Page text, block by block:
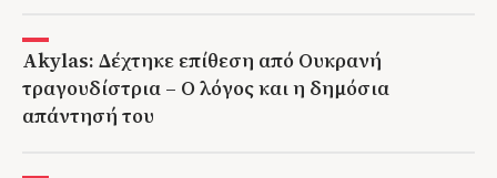
Akylas: Δέχτηκε επίθεση από Ουκρανή
τραγουδίστρια – Ο λόγος και η δημόσια
απάντησή του